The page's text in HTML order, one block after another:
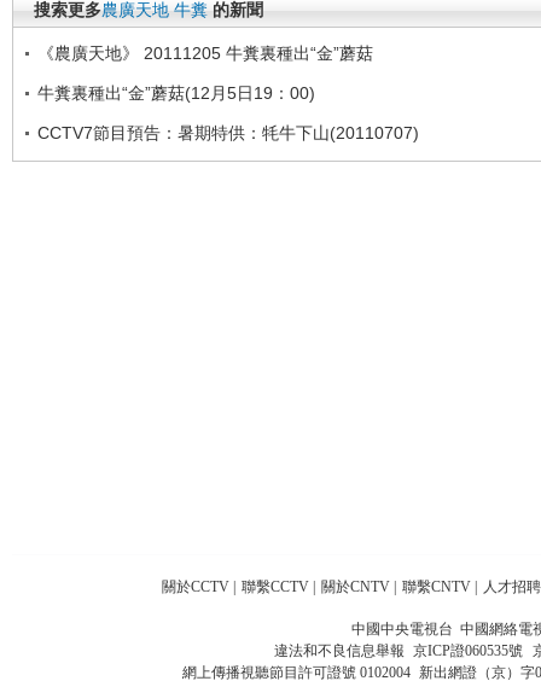
搜索更多農廣天地 牛糞 的新聞
《農廣天地》 20111205 牛糞裏種出“金”蘑菇
牛糞裏種出“金”蘑菇(12月5日19：00)
CCTV7節目預告：暑期特供：牦牛下山(20110707)
關於CCTV 聯繫CCTV 關於CNTV 聯繫CNTV 人才招聘
中國中央電視台 中國網絡電
違法和不良信息舉報 京ICP證060535號
網上傳播視聽節目許可證號 0102004 新出網證（京）